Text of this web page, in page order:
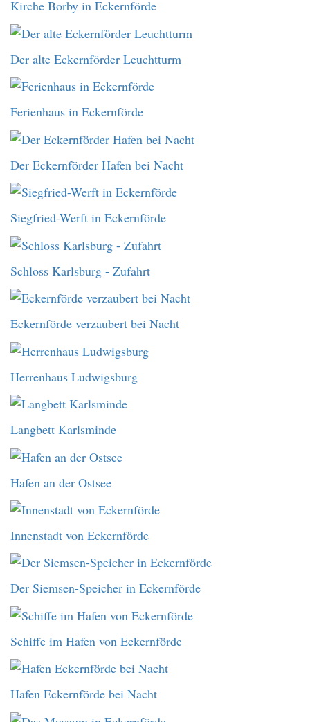
Kirche Borby in Eckernförde
Der alte Eckernförder Leuchtturm
Ferienhaus in Eckernförde
Der Eckernförder Hafen bei Nacht
Siegfried-Werft in Eckernförde
Schloss Karlsburg - Zufahrt
Eckernförde verzaubert bei Nacht
Herrenhaus Ludwigsburg
Langbett Karlsminde
Hafen an der Ostsee
Innenstadt von Eckernförde
Der Siemsen-Speicher in Eckernförde
Schiffe im Hafen von Eckernförde
Hafen Eckernförde bei Nacht